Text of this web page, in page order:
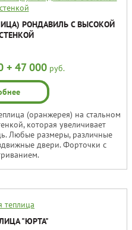
РОНДАВИЛЬ С ВЫСОКОЙ
+ 47 000 руб.
(оранжерея) на стальном
которая увеличивает
Любые размеры, различные
двери. Форточки с
"ЮРТА"